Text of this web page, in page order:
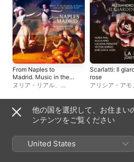
From Naples to
Madrid. Music in the
Kingdom of Naples
Court
ヌリア・リアル、
Scarlatti: Il
rose
アリシア・アモ、
カ・ローザ、ビ
ルド、ラ・リテ
ホセチュ・オブ
リア・リアル
ライブアルバム
他の国を選択して、お住まい
ンテンツをご覧ください
United States